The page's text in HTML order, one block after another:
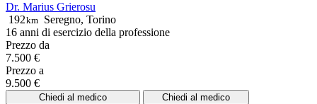
Dr. Marius Grierosu
192km Seregno, Torino
16 anni di esercizio della professione
Prezzo da
7.500 €
Prezzo a
9.500 €
Chiedi al medico Chiedi al medico